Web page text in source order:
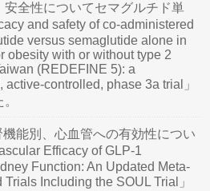
安全性についてセマグルチド単
and safety of co-administered
versus semaglutide alone in
obesity with or without type 2
(REDEFINE 5): a
controlled, phase 3a trial」
能別、心血管への有効性につい
Efficacy of GLP-1
Function: An Updated Meta-
Including the SOUL Trial」